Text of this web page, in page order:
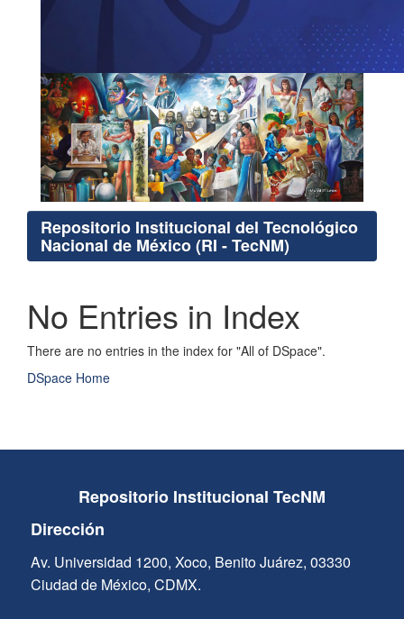
Repositorio Institucional del Tecnológico
Nacional de México (RI - TecNM)
No Entries in Index
There are no entries in the index for "All of DSpace".
DSpace Home
Repositorio Institucional TecNM
Dirección
Av. Universidad 1200, Xoco, Benito Juárez, 03330
Ciudad de México, CDMX.